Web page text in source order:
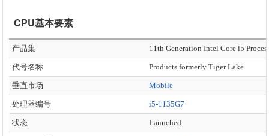
CPU基本要素
产品集 11th Generation Intel Core i5
代号名称 Products formerly Tiger Lake
垂直市场 Mobile
处理器编号 i5-1135G7
状态 Launched